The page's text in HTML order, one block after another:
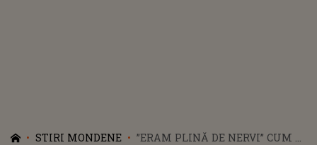
STIRI MONDENE
”ERAM PLINĂ DE NERVI” CUM A